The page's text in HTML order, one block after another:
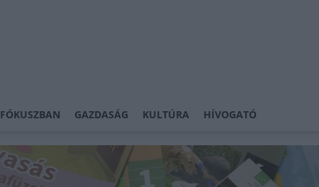
FÓKUSZBAN GAZDASÁG KULTÚRA HÍVOGATÓ